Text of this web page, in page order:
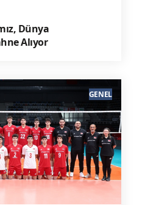
Dünya
Alıyor
GENEL